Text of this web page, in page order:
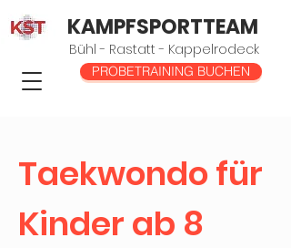
KAMPFSPORTTEAM
Bühl - Rastatt - Kappelrodeck
PROBETRAINING BUCHEN
Taekwondo für
Kinder ab 8